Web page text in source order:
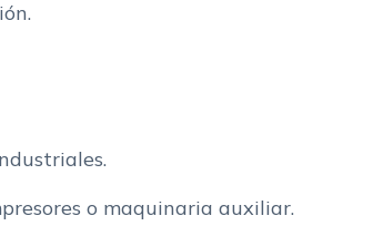
o maquinaria auxiliar.